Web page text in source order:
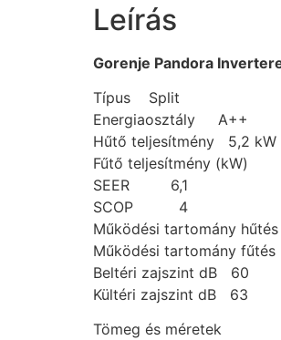
Leírás
Gorenje Pandora
Típus Split
Energiaosztály A++
Hűtő teljesítmény 5,2 kW
Fűtő teljesítmény (kW)
SEER 6,1
SCOP 4
Működési tartomány
Működési tartomány
Beltéri zajszint dB 60
Kültéri zajszint dB 63
Tömeg és méretek